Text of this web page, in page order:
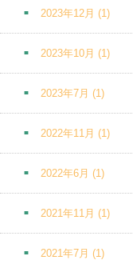
2023年12月 (1)
2023年10月 (1)
2023年7月 (1)
2022年11月 (1)
2022年6月 (1)
2021年11月 (1)
2021年7月 (1)